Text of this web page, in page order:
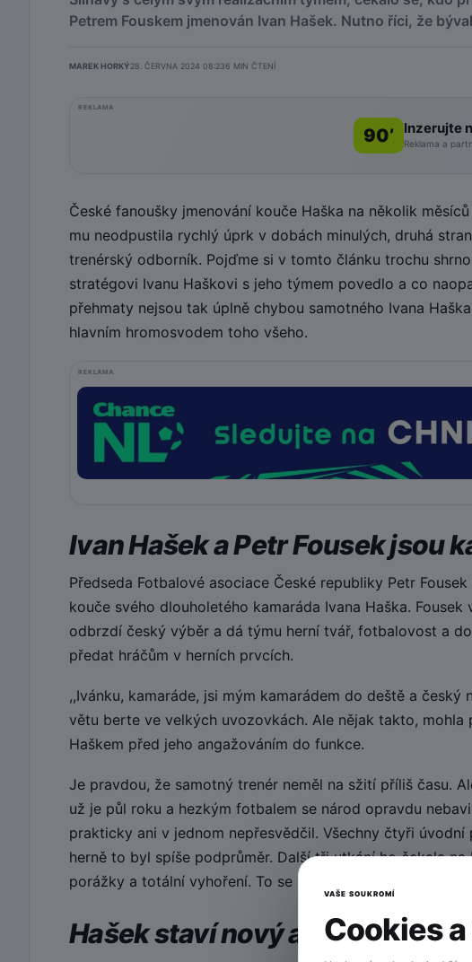
Petrem Fouskem jmenován Ivan Hašek. Nutno říci, že
MAREK HORKÝ28. ČERVNA 2024 08:236 MIN ČTENÍ
REKLAMA
90’ Inzerujte
Reklama a
České fanoušky jmenování kouče Haška na několik
mu neodpustila rychlý úprk v dobách minulých, druhá
trenérský odborník. Pojďme si v tomto článku trochu
stratégovi Ivanu Haškovi s jeho týmem povedlo a co
přehmaty nejsou tak úplně chybou samotného Ivana
hlavním hromosvodem toho všeho.
REKLAMA
Ivan Hašek a Petr Fousek jsou
Předseda Fotbalové asociace České republiky Petr
kouče svého dlouholetého kamaráda Ivana Haška.
odbrzdí český výběr a dá týmu herní tvář, fotbalovost a
předat hráčům v herních prvcích.
,,Ivánku, kamaráde, jsi mým kamarádem do deště a
větu berte ve velkých uvozovkách. Ale nějak takto, mohla
Haškem před jeho angažováním do funkce.
Je pravdou, že samotný trenér neměl na sžití příliš času.
už je půl roku a hezkým fotbalem se národ opravdu
prakticky ani v jednom nepřesvědčil. Všechny čtyři
herně to byl spíše podprůměr. Další tři utkání ho čekala
porážky a totální vyhoření. To se opravdu nepovedlo,
Hašek staví nový a mladý tým
VAŠE SOUKROMÍ
Cookies